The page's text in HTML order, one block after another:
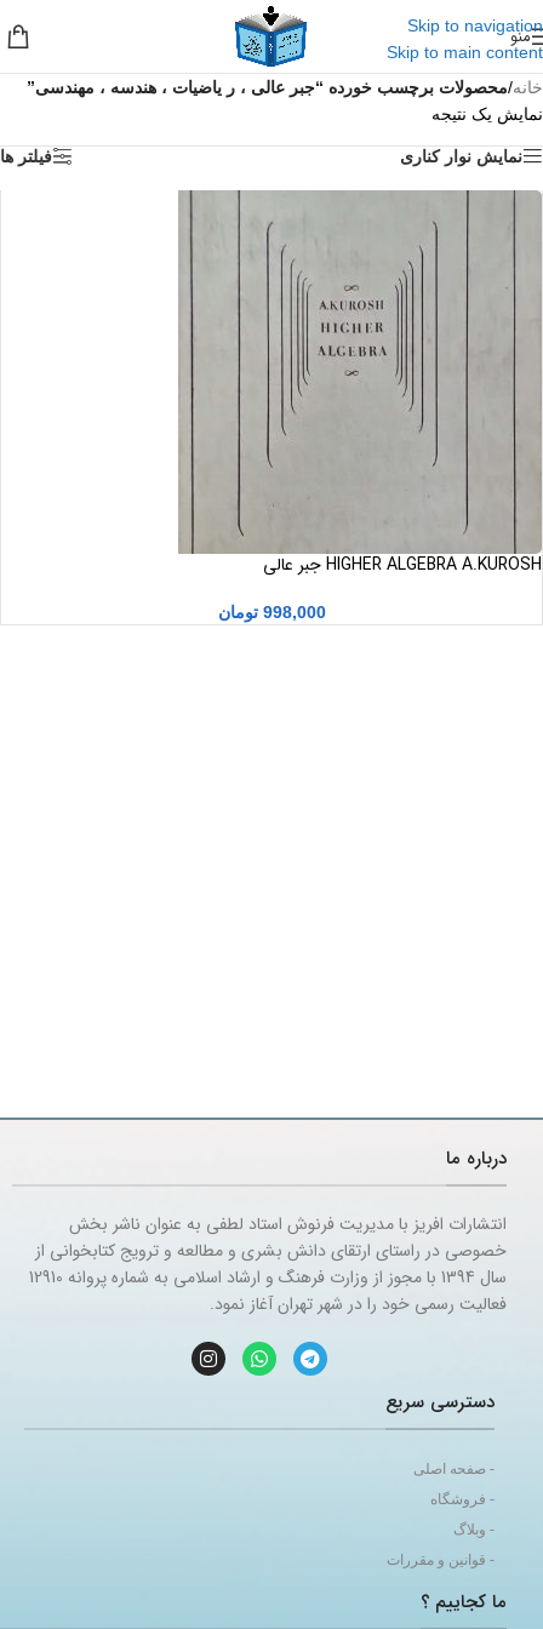
Skip to navigation
Skip to main content
منو
خانه/محصولات برچسب خورده “جبر عالی ، ر یاضیات ، هندسه ، مهندسی”
نمایش یک نتیجه
نمایش نوار کناری فیلتر ها
HIGHER ALGEBRA A.KUROSH جبر عالی
998,000 تومان
درباره ما
انتشارات افریز با مدیریت فرنوش استاد لطفی به عنوان ناشر بخش
خصوصی در راستای ارتقای دانش بشری و مطالعه و ترویج کتابخوانی از
سال 1394 با مجوز از وزارت فرهنگ و ارشاد اسلامی به شماره پروانه 12910
فعالیت رسمی خود را در شهر تهران آغاز نمود.
دسترسی سریع
- صفحه اصلی
- فروشگاه
- وبلاگ
- قوانین و مقررات
ما کجاییم ؟